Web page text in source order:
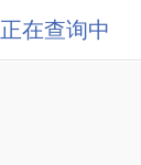
正在查询中